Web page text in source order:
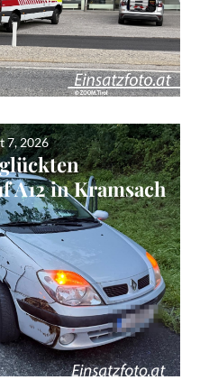
7, 2026
A12 in Kramsach